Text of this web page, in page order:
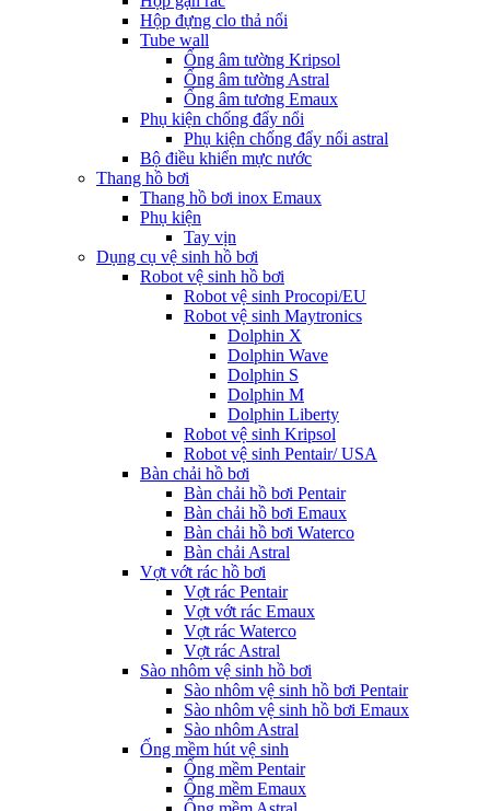
Hộp đựng clo thả nổi
Tube wall
Ống âm tường Kripsol
Ống âm tường Astral
Ống âm tương Emaux
Phụ kiện chống đẩy nổi
Phụ kiện chống đẩy nổi astral
Bộ điều khiển mực nước
Thang hồ bơi
Thang hồ bơi inox Emaux
Phụ kiện
Tay vịn
Dụng cụ vệ sinh hồ bơi
Robot vệ sinh hồ bơi
Robot vệ sinh Procopi/EU
Robot vệ sinh Maytronics
Dolphin X
Dolphin Wave
Dolphin S
Dolphin M
Dolphin Liberty
Robot vệ sinh Kripsol
Robot vệ sinh Pentair/ USA
Bàn chải hồ bơi
Bàn chải hồ bơi Pentair
Bàn chải hồ bơi Emaux
Bàn chải hồ bơi Waterco
Bàn chải Astral
Vợt vớt rác hồ bơi
Vợt rác Pentair
Vợt vớt rác Emaux
Vợt rác Waterco
Vợt rác Astral
Sào nhôm vệ sinh hồ bơi
Sào nhôm vệ sinh hồ bơi Pentair
Sào nhôm vệ sinh hồ bơi Emaux
Sào nhôm Astral
Ống mềm hút vệ sinh
Ống mềm Pentair
Ống mềm Emaux